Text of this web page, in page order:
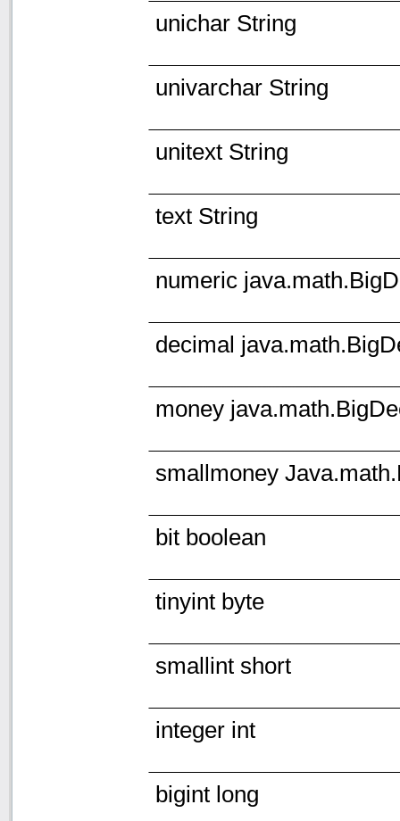
unichar String
univarchar String
unitext String
text String
numeric
decimal
money
smallmoney
bit boolean
tinyint byte
smallint short
integer int
bigint long